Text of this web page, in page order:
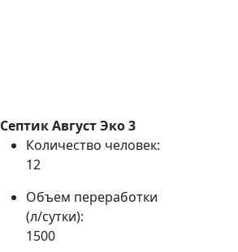
Септик Август Эко 3
Количество человек:
12
Объем переработки
(л/сутки):
1500